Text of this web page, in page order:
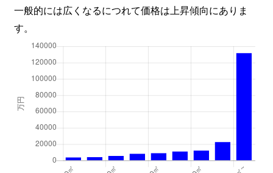
一般的には広くなるにつれて価格は上昇傾向にありま
す。